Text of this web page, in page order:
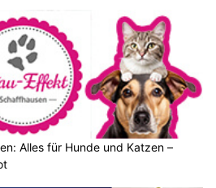
Alles für Hunde und Katzen –